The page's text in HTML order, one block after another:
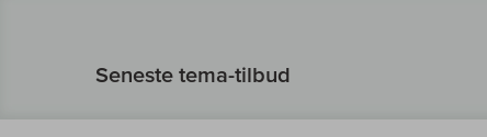
Seneste tema-tilbud